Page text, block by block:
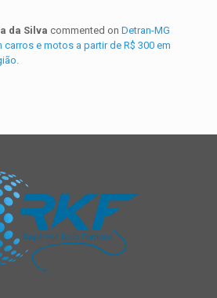
da Silva commented on Detran-MG
carros e motos a partir de R$ 300 em